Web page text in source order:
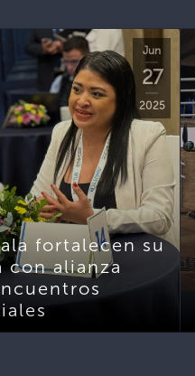
Jun
27
2025
fortalecen su
alianza